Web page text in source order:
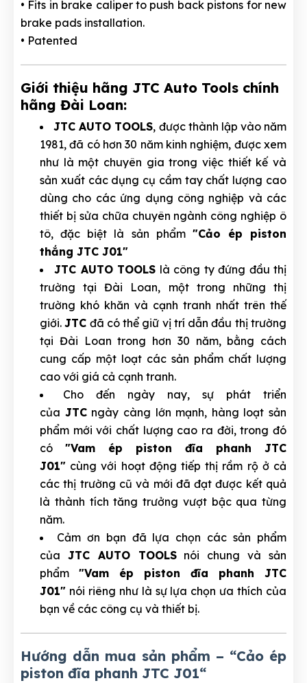
• Fits in brake caliper to push back pistons for new
brake pads installation.
• Patented
Giới thiệu hãng JTC Auto Tools chính
hãng Đài Loan:
JTC AUTO TOOLS, được thành lập vào năm
1981, đã có hơn 30 năm kinh nghiệm, được xem
như là một chuyên gia trong việc thiết kế và
sản xuất các dụng cụ cầm tay chất lượng cao
dùng cho các ứng dụng công nghiệp và các
thiết bị sửa chữa chuyên ngành công nghiệp ô
tô, đặc biệt là sản phẩm "Cảo ép piston
thắng JTC J01"
JTC AUTO TOOLS là công ty đứng đầu thị
trường tại Đài Loan, một trong những thị
trường khó khăn và cạnh tranh nhất trên thế
giới.JTC đã có thể giữ vị trí dẫn đầu thị trường
tại Đài Loan trong hơn 30 năm, bằng cách
cung cấp một loạt các sản phẩm chất lượng
cao với giá cả cạnh tranh.
Cho đến ngày nay, sự phát triển
của JTCngày càng lớn mạnh, hàng loạt sản
phẩm mới với chất lượng cao ra đời, trong đó
có "Vam ép piston đĩa phanh JTC
J01" cùng với hoạt động tiếp thị rầm rộ ở cả
các thị trường cũ và mới đã đạt được kết quả
là thành tích tăng trưởng vượt bậc qua từng
năm.
Cảm ơn bạn đã lựa chọn các sản phẩm
của JTC AUTO TOOLSnói chung và sản
phẩm "Vam ép piston đĩa phanh JTC
J01" nói riêng như là sự lựa chọn ưa thích của
bạn về các công cụ và thiết bị.
Hướng dẫn mua sản phẩm – “Cảo ép
piston đĩa phanh JTC J01“